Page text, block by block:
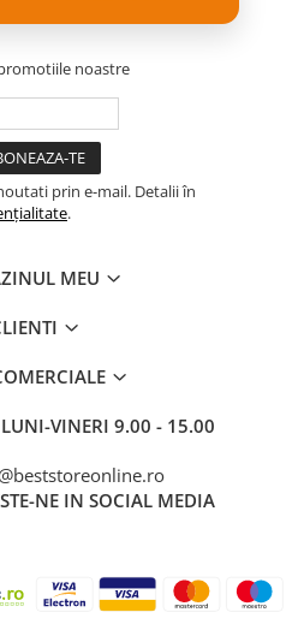
verticală
360°, silicon
noastre
prin e-mail. Detalii în
.
MEU
LUNI-VINERI 9.00 - 15.00
NE IN SOCIAL MEDIA